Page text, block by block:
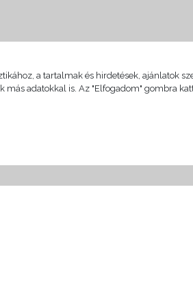
a tartalmak és hirdetések, ajánlatok
adatokkal is. Az "Elfogadom" gombra